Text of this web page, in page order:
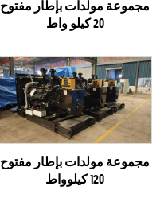
مجموعة مولدات بإطار مفتوح
20 كيلو واط
مجموعة مولدات بإطار مفتوح
120 كيلوواط